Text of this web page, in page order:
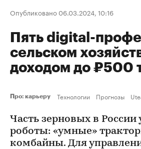
Опубликовано 06.03.2024, 10:16
Пять digital-
сельском
доходом до ₽500
Про: карьеру Технологии Прогнозы
Часть зерновых в
роботы: «умные»
комбайны. Для